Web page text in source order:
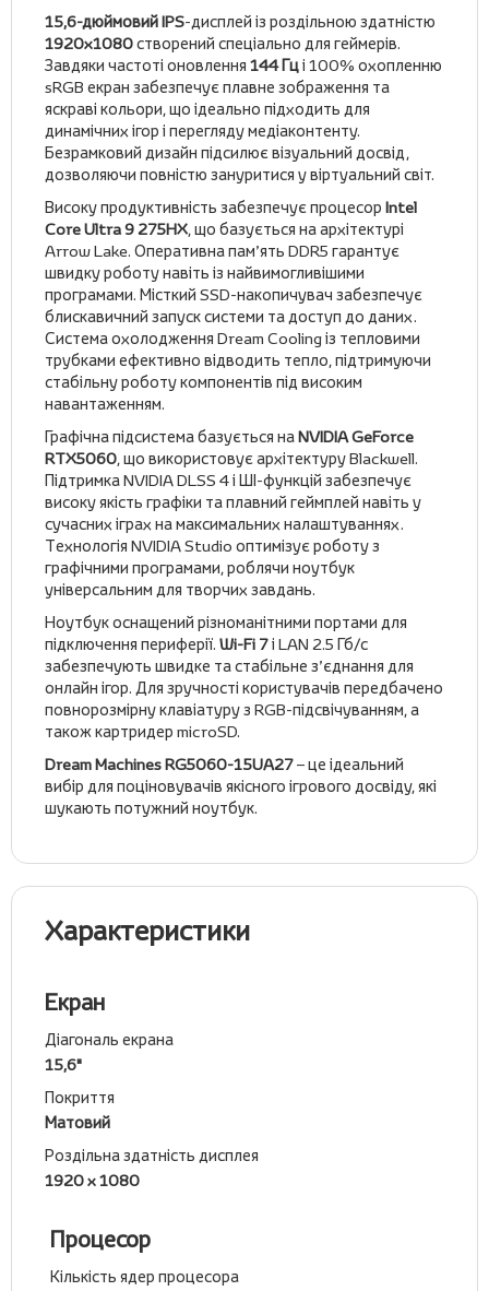
15,6-дюймовий IPS-дисплей із роздільною здатністю
1920x1080створений спеціально для геймерів.
Завдяки частоті оновлення 144 Гці 100% охопленню
sRGB екран забезпечує плавне зображення та
яскраві кольори, що ідеально підходить для
динамічних ігор і перегляду медіаконтенту.
Безрамковий дизайн підсилює візуальний досвід,
дозволяючи повністю зануритися у віртуальний світ.
Високу продуктивність забезпечує процесор Intel
Core Ultra 9 275HX, що базується на архітектурі
Arrow Lake. Оперативна пам’ять DDR5 гарантує
швидку роботу навіть із найвимогливішими
програмами. Місткий SSD-накопичувач забезпечує
блискавичний запуск системи та доступ до даних.
Система охолодження Dream Cooling із тепловими
трубками ефективно відводить тепло, підтримуючи
стабільну роботу компонентів під високим
навантаженням.
Графічна підсистема базується наNVIDIA GeForce
RTX5060, що використовує архітектуру Blackwell.
Підтримка NVIDIA DLSS 4 і ШІ-функцій забезпечує
високу якість графіки та плавний геймплей навіть у
сучасних іграх на максимальних налаштуваннях.
Технологія NVIDIA Studio оптимізує роботу з
графічними програмами, роблячи ноутбук
універсальним для творчих завдань.
Ноутбук оснащений різноманітними портами для
підключення периферії. Wi-Fi 7і LAN 2.5 Гб/с
забезпечують швидке та стабільне з’єднання для
онлайн ігор. Для зручності користувачів передбачено
повнорозмірну клавіатуру з RGB-підсвічуванням, а
також картридер microSD.
Dream Machines RG5060-15UA27– це ідеальний
вибір для поціновувачів якісного ігрового досвіду, які
шукають потужний ноутбук.
Характеристики
Екран
Діагональ екрана
15,6"
Покриття
Матовий
Роздільна здатність дисплея
1920 x 1080
Процесор
Кількість ядер процесора